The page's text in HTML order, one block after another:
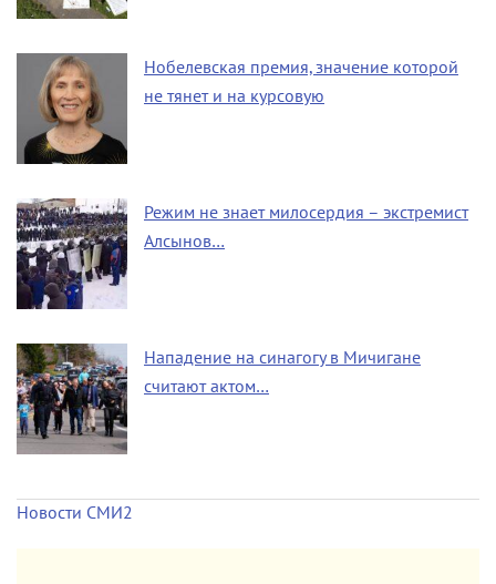
Нобелевская премия, значение которой
не тянет и на курсовую
Режим не знает милосердия – экстремист
Алсынов…
Нападение на синагогу в Мичигане
считают актом…
Новости СМИ2